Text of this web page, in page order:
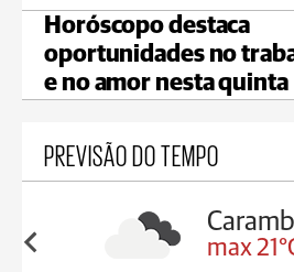
Horóscopo destaca
oportunidades no
e no amor nesta quinta
PREVISÃO DO TEMPO
19°C max